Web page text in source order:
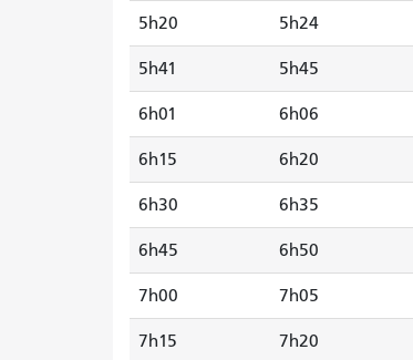
5h20 5h24
5h41 5h45
6h01 6h06
6h15 6h20
6h30 6h35
6h45 6h50
7h00 7h05
7h15 7h20